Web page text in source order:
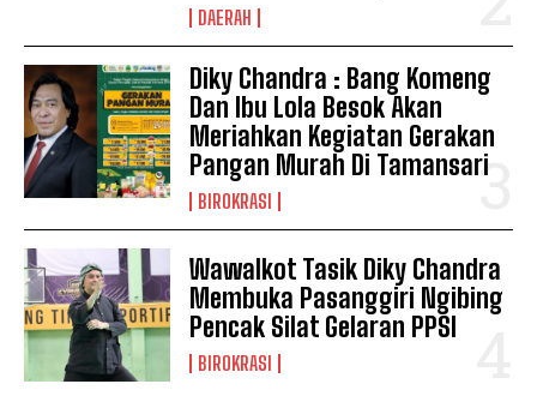
DAERAH
Diky Chandra : Bang Komeng
Dan Ibu Lola Besok Akan
Meriahkan Kegiatan Gerakan
Pangan Murah Di Tamansari
BIROKRASI
Wawalkot Tasik Diky Chandra
Membuka Pasanggiri Ngibing
Pencak Silat Gelaran PPSI
BIROKRASI